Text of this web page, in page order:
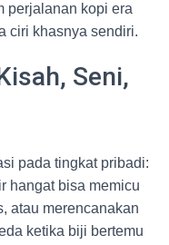
perjalanan kopi era
ciri khasnya sendiri.
Seni,
pada tingkat pribadi:
hangat bisa memicu
atau merencanakan
ketika biji bertemu